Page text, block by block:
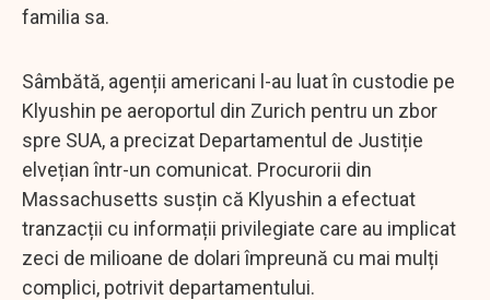
familia sa.
Sâmbătă, agenții americani l-au luat în custodie pe
Klyushin pe aeroportul din Zurich pentru un zbor
spre SUA, a precizat Departamentul de Justiție
elvețian într-un comunicat. Procurorii din
Massachusetts susțin că Klyushin a efectuat
tranzacții cu informații privilegiate care au implicat
zeci de milioane de dolari împreună cu mai mulți
complici, potrivit departamentului.